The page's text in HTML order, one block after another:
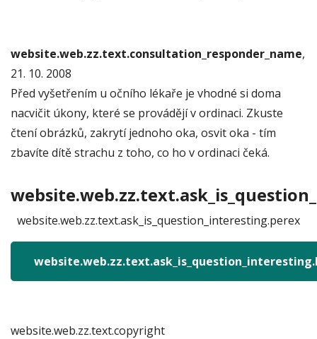
website.web.zz.text.consultation_responder_name,
21. 10. 2008
Před vyšetřením u očního lékaře je vhodné si doma
nacvičit úkony, které se provádějí v ordinaci. Zkuste
čtení obrázků, zakrytí jednoho oka, osvit oka - tím
zbavíte dítě strachu z toho, co ho v ordinaci čeká.
website.web.zz.text.ask_is_question_interesting.perex
website.web.zz.text.copyright